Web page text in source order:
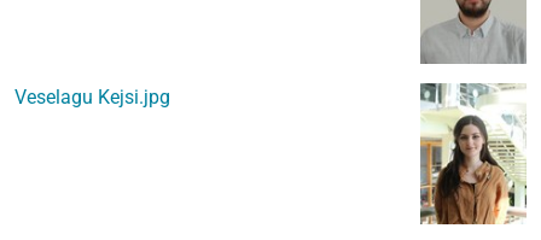
Veselagu Kejsi.jpg